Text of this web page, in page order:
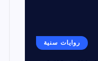
روايات سنية